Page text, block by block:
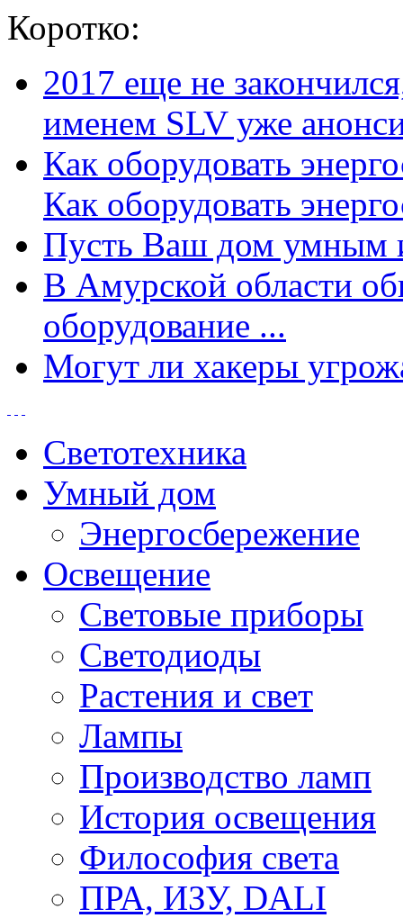
Коротко:
2017 еще не
именем SLV уже
Как оборудовать
Как оборудовать
Пусть Ваш дом умным
В Амурской области
оборудование ...
Могут ли хакеры
Светотехника
Умный дом
Энергосбережение
Освещение
Световые приборы
Светодиоды
Растения и свет
Лампы
Производство ламп
История освещения
Философия света
ПРА, ИЗУ, DALI